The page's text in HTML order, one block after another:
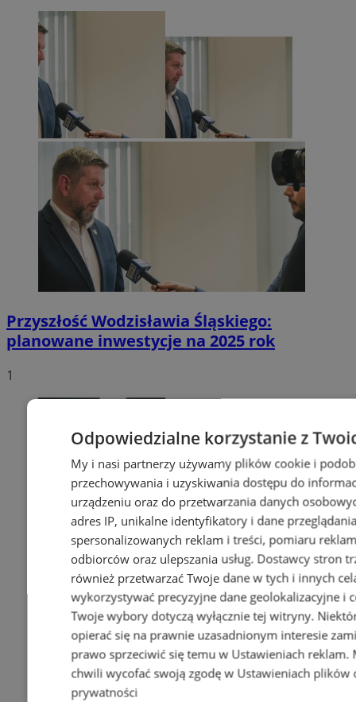
Przyszłość Wodzisławia Śląskiego:
planowane inwestycje na 2025 rok
1
Odpowiedzialne korzystanie z
My i nasi partnerzy używamy plików cookie i
przechowywania i uzyskiwania dostępu do
urządzeniu oraz do przetwarzania danych
adres IP, unikalne identyfikatory i dane
spersonalizowanych reklam i treści, pomiaru
odbiorców oraz ulepszania usług. Dostawcy stron
również przetwarzać Twoje dane w tych i innych
wykorzystywać precyzyjne dane geolokalizacyjne i
Twoje wybory dotyczą wyłącznie tej witryny.
opierać się na prawnie uzasadnionym interesie
prawo sprzeciwić się temu w Ustawieniach reklam.
chwili wycofać swoją zgodę w Ustawieniach plików
prywatności